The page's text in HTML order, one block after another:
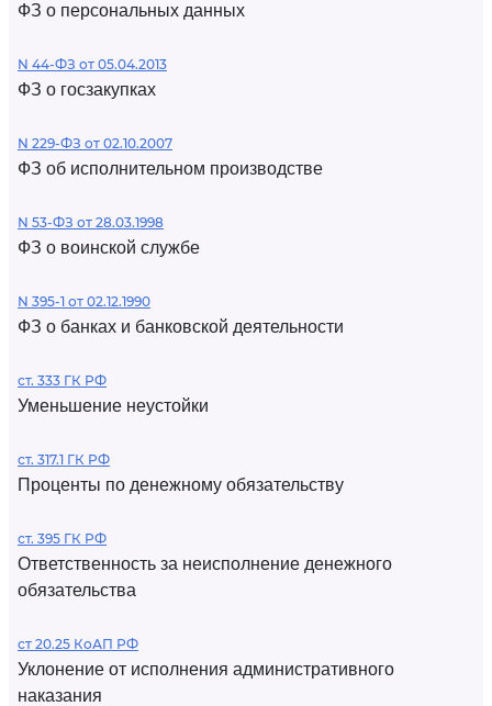
ФЗ о персональных данных
N 44-ФЗ от 05.04.2013
ФЗ о госзакупках
N 229-ФЗ от 02.10.2007
ФЗ об исполнительном производстве
N 53-ФЗ от 28.03.1998
ФЗ о воинской службе
N 395-1 от 02.12.1990
ФЗ о банках и банковской деятельности
ст. 333 ГК РФ
Уменьшение неустойки
ст. 317.1 ГК РФ
Проценты по денежному обязательству
ст. 395 ГК РФ
Ответственность за неисполнение денежного
обязательства
ст 20.25 КоАП РФ
Уклонение от исполнения административного
наказания